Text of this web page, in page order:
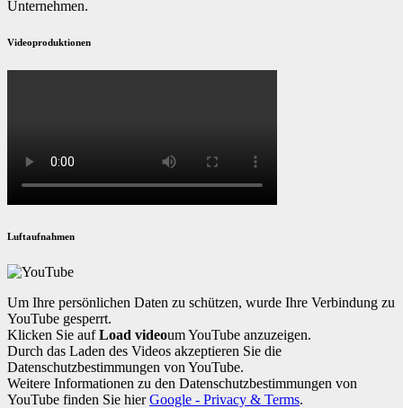
Unternehmen.
Videoproduktionen
Luftaufnahmen
Um Ihre persönlichen Daten zu schützen, wurde Ihre Verbindung zu
YouTube gesperrt.
Klicken Sie aufLoad videoum YouTube anzuzeigen.
Durch das Laden des Videos akzeptieren Sie die
Datenschutzbestimmungen von YouTube.
Weitere Informationen zu den Datenschutzbestimmungen von
YouTube finden Sie hierGoogle - Privacy & Terms.